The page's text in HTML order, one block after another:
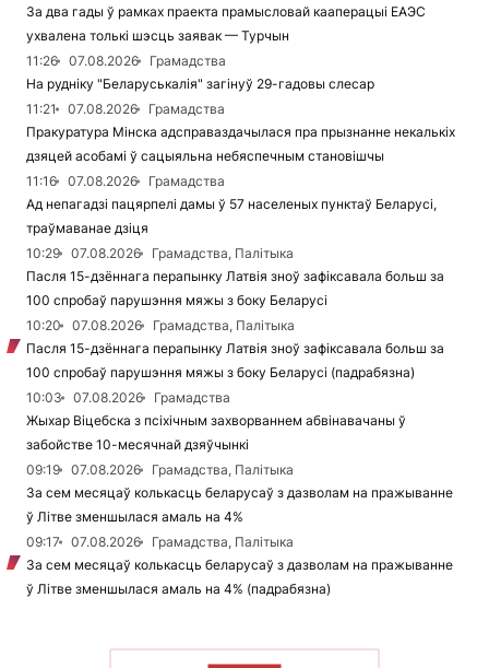
За два гады ў рамках праекта прамысловай кааперацыі ЕАЭС
ухвалена толькі шэсць заявак — Турчын
11:26
07.08.2026
Грамадства
На рудніку "Беларуськалія" загінуў 29-гадовы слесар
11:21
07.08.2026
Грамадства
Пракуратура Мінска адсправаздачылася пра прызнанне некалькіх
дзяцей асобамі ў сацыяльна небяспечным становішчы
11:16
07.08.2026
Грамадства
Ад непагадзі пацярпелі дамы ў 57 населеных пунктаў Беларусі,
траўмаванае дзіця
10:29
07.08.2026
Грамадства, Палітыка
Пасля 15-дзённага перапынку Латвія зноў зафіксавала больш за
100 спробаў парушэння мяжы з боку Беларусі
10:20
07.08.2026
Грамадства, Палітыка
Пасля 15-дзённага перапынку Латвія зноў зафіксавала больш за
100 спробаў парушэння мяжы з боку Беларусі (падрабязна)
10:03
07.08.2026
Грамадства
Жыхар Віцебска з псіхічным захворваннем абвінавачаны ў
забойстве 10-месячнай дзяўчынкі
09:19
07.08.2026
Грамадства, Палітыка
За сем месяцаў колькасць беларусаў з дазволам на пражыванне
ў Літве зменшылася амаль на 4%
09:17
07.08.2026
Грамадства, Палітыка
За сем месяцаў колькасць беларусаў з дазволам на пражыванне
ў Літве зменшылася амаль на 4% (падрабязна)